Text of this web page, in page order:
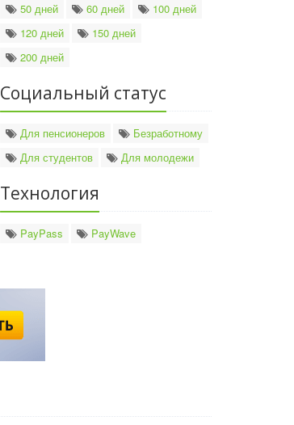
50 дней 60 дней
100 дней
120 дней
150 дней
200 дней
Социальный статус
Для пенсионеров
Безработному
Для студентов
Для молодежи
Технология
PayPass PayWave